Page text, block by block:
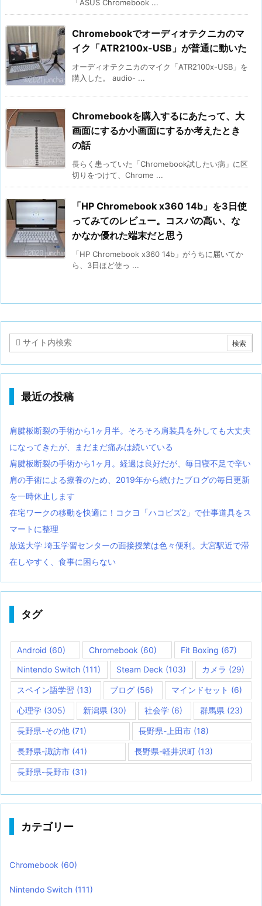
「ASUS Chromebook ...
Chromebookでオーディオテクニカのマ
イク「ATR2100x-USB」が普通に動いた
オーディオテクニカのマイク「ATR2100x-USB」を
購入した。 audio- ...
Chromebookを購入するにあたって、大
画面にするか小画面にするか考えたとき
の話
長らく患っていた「Chromebook試したい病」に区
切りをつけて、Chrome ...
「HP Chromebook x360 14b」を3日使
ってみてのレビュー。コスパの高い、な
かなか優れた端末だと思う
「HP Chromebook x360 14b」がうちに届いてか
ら、3日ほど使っ ...
最近の投稿
肩腱板断裂の手術から1ヶ月半。そろそろ肩装具を外しても大丈夫
になってきたが、まだまだ痛みは続いている
肩腱板断裂の手術から1ヶ月。経過は良好だが、毎日寝不足で辛い
肩の手術による療養のため、2019年から続けたブログの毎日更新
を一時休止します
在宅ワークの移動を快適に！コクヨ「ハコビズ2」で仕事道具をス
マートに整理
放送大学 埼玉学習センターの面接授業は色々便利。大宮駅近で滞
在しやすく、食事に困らない
タグ
Android (60) Chromebook (60) Fit Boxing (67)
Nintendo Switch (111) Steam Deck (103) カメラ (29)
スペイン語学習 (13) ブログ (56) マインドセット (6)
心理学 (305) 新潟県 (30) 社会学(6) 群馬県 (23)
長野県-その他 (71) 長野県-上田市(18)
長野県-諏訪市 (41) 長野県-軽井沢町 (13)
長野県-長野市 (31)
カテゴリー
Chromebook (60)
Nintendo Switch (111)